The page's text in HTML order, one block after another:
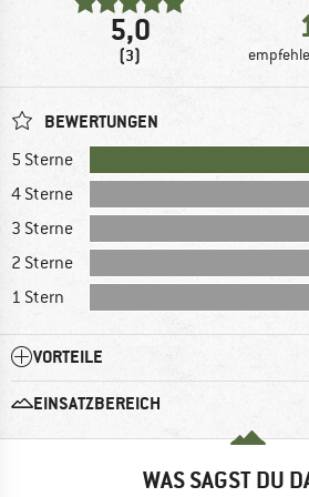
5,0
(3)
BEWERTUNGEN
5 Sterne
4 Sterne
3 Sterne
2 Sterne
1 Stern
VORTEILE
EINSATZBEREICH
WAS SAGST DU